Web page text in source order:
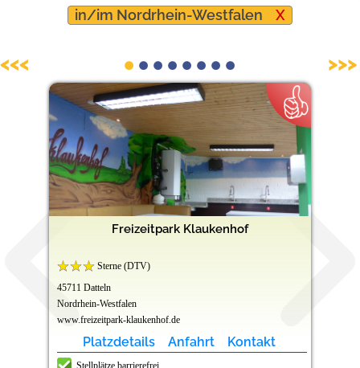
Ganzjährig geöffnet
Barrierefreie Campingplätze
in/im Nordrhein-Westfalen X
Freizeitpark Klaukenhof
Sterne (DTV)
45711 Datteln
Nordrhein-Westfalen
www.freizeitpark-klaukenhof.de
Platzdetails Anfahrt Kontakt
Stellplätze barrierefrei
<<< >>>